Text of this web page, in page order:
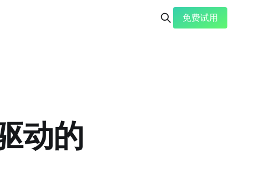
免费试用
动的